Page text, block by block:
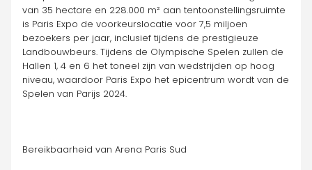
van 35 hectare en 228.000 m² aan tentoonstellingsruimte
is Paris Expo de voorkeurslocatie voor 7,5 miljoen
bezoekers per jaar, inclusief tijdens de prestigieuze
Landbouwbeurs. Tijdens de Olympische Spelen zullen de
Hallen 1, 4 en 6 het toneel zijn van wedstrijden op hoog
niveau, waardoor Paris Expo het epicentrum wordt van de
Spelen van Parijs 2024.
Bereikbaarheid van Arena Paris Sud